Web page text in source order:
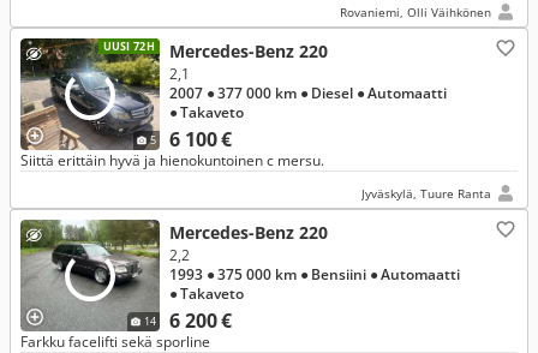
Rovaniemi, Olli Väihkönen
UUSI 72H
5
Mercedes-Benz 220
6 100 €
2,1
2007 ● 377 000 km ● Diesel ● Automaatti
● Takaveto
Siittä erittäin hyvä ja hienokuntoinen c mersu.
Jyväskylä, Tuure Ranta
14
Mercedes-Benz 220
6 200 €
2,2
1993 ● 375 000 km ● Bensiini ● Automaatti
● Takaveto
Farkku facelifti sekä sporline